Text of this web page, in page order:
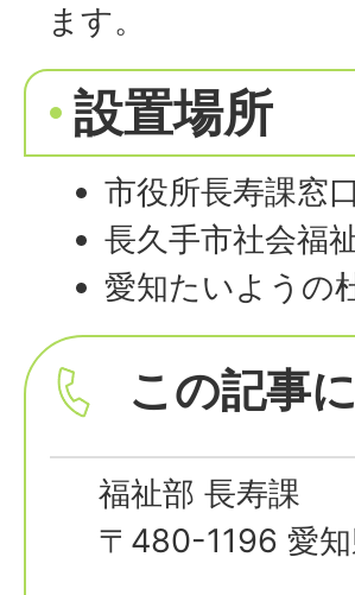
ます。
設置場所
市役所長寿課窓口
長久手市社会福
愛知たいようの
この記事
福祉部 長寿課
〒480-1196 愛